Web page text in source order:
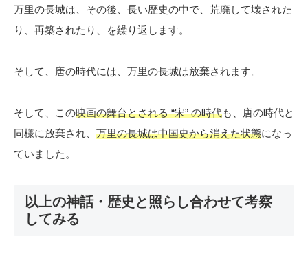
万里の長城は、その後、長い歴史の中で、荒廃して壊された
り、再築されたり、を繰り返します。
そして、唐の時代には、万里の長城は放棄されます。
そして、この映画の舞台とされる “宋” の時代も、唐の時代と
同様に放棄され、 万里の長城は中国史から消えた状態になっ
ていました。
以上の神話・歴史と照らし合わせて考察
してみる